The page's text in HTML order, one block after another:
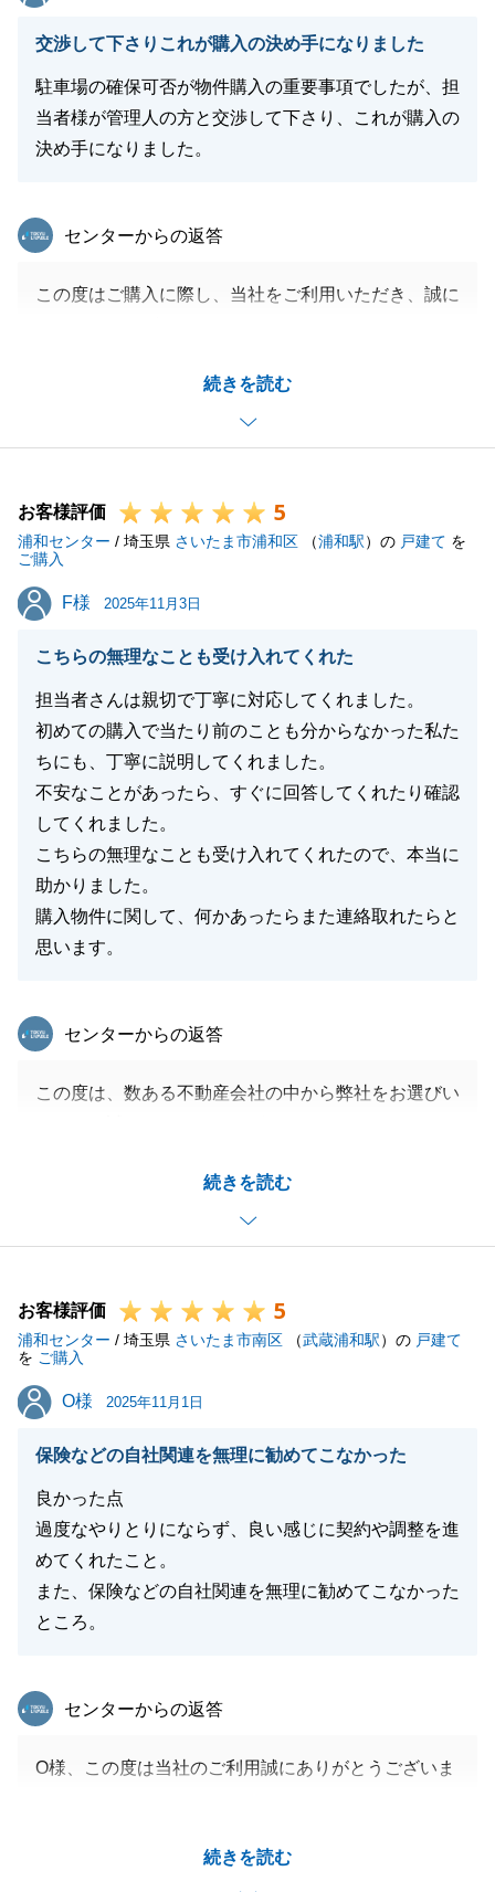
交渉して下さりこれが購入の決め手になりました
駐車場の確保可否が物件購入の重要事項でしたが、担
当者様が管理人の方と交渉して下さり、これが購入の
決め手になりました。
続きを読む
東急リバブル
センターからの返答
この度はご購入に際し、当社をご利用いただき、誠に
場の件、お役に立てて本当に良かったです。
今後も何か不動産のことでお困りごとがございました
ら、いつでもお申し付けください。
お客様評価 5
浦和センター / 埼玉県 さいたま市浦和区 （浦和駅）の 戸建て を
ご購入
F様
F様 2025年11月3日
こちらの無理なことも受け入れてくれた
担当者さんは親切で丁寧に対応してくれました。
初めての購入で当たり前のことも分からなかった私た
ちにも、丁寧に説明してくれました。
不安なことがあったら、すぐに回答してくれたり確認
してくれました。
こちらの無理なことも受け入れてくれたので、本当に
助かりました。
購入物件に関して、何かあったらまた連絡取れたらと
思います。
続きを読む
東急リバブル
センターからの返答
この度は、数ある不動産会社の中から弊社をお選びい
き、ご不安やご不明点も多かったかと存じますが、F
様にとってご満足頂けるお取引でありました幸いで
す。
今後も、購入された物件のことでお困りごとやご相談
等がございましたら、いつでもお気軽にご連絡くださ
い。
引き続き末永いお付き合いをさせていただけましたら
閉じる
お客様評価 5
浦和センター / 埼玉県 さいたま市南区 （武蔵浦和駅）の 戸建て
を ご購入
O様
O様 2025年11月1日
保険などの自社関連を無理に勧めてこなかった
良かった点
過度なやりとりにならず、良い感じに契約や調整を進
めてくれたこと。
また、保険などの自社関連を無理に勧めてこなかった
ところ。
続きを読む
東急リバブル
センターからの返答
O様、この度は当社のご利用誠にありがとうございま
変嬉しく思っております。